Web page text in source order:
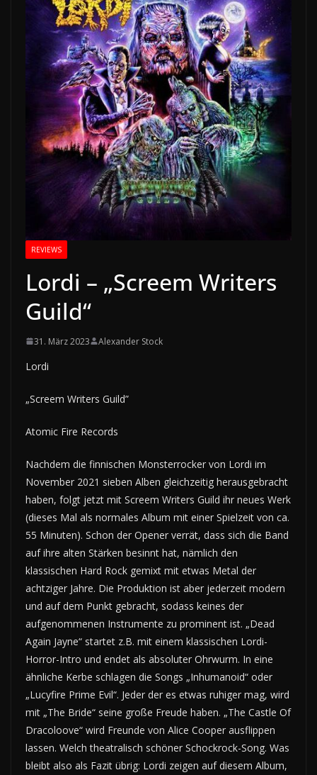
REVIEWS
Lordi – „Screem Writers
Guild“
31. März 2023 Alexander Stock
Lordi
„Screem Writers Guild”
Atomic Fire Records
Nachdem die finnischen Monsterrocker von Lordi im
November 2021 sieben Alben gleichzeitig herausgebracht
haben, folgt jetzt mit Screem Writers Guild ihr neues Werk
(dieses Mal als normales Album mit einer Spielzeit von ca.
55 Minuten). Schon der Opener verrät, dass sich die Band
auf ihre alten Stärken besinnt hat, nämlich den
klassischen Hard Rock gemixt mit etwas Metal der
achtziger Jahre. Die Produktion ist aber jederzeit modern
und auf dem Punkt gebracht, sodass keines der
aufgenommenen Instrumente zu prominent ist. „Dead
Again Jayne“ startet z.B. mit einem klassischen Lordi-
Horror-Intro und endet als absoluter Ohrwurm. In eine
ähnliche Kerbe schlagen die Songs „Inhumanoid“ oder
„Lucyfire Prime Evil“. Jeder der es etwas ruhiger mag, wird
mit „The Bride“ seine große Freude haben. „The Castle Of
Dracoloove“ wird Freunde von Alice Cooper ausflippen
lassen. Welch theatralisch schöner Schockrock-Song. Was
bleibt also als Fazit übrig: Lordi zeigen auf diesem Album,